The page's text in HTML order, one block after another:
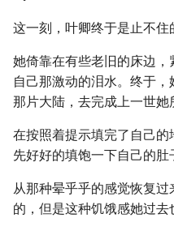
这一刻，叶卿终于是止不住
她倚靠在有些老旧的床边
自己那激动的泪水。终于
那片大陆，去完成上一世她
在按照着提示填完了自己
先好好的填饱一下自己的肚
从那种晕乎乎的感觉恢复
的，但是这种饥饿感她过去